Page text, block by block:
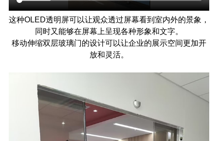
这种OLED透明屏可以让观众透过屏幕看到室内外的景象，
同时又能够在屏幕上呈现各种形象和文字。
移动伸缩双层玻璃门的设计可以让企业的展示空间更加开
放和灵活。